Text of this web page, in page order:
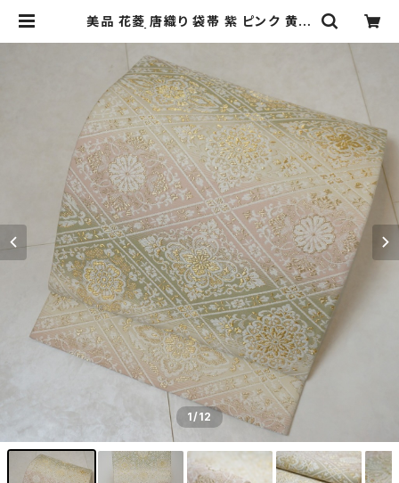
美品 花菱 唐織り 袋帯 紫 ピンク 黄緑
1/12